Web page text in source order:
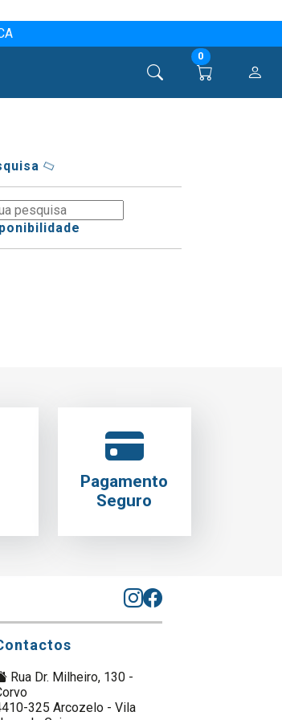
0
Pagamento
Seguro
Rua Dr. Milheiro, 130 -
325 Arcozelo - Vila